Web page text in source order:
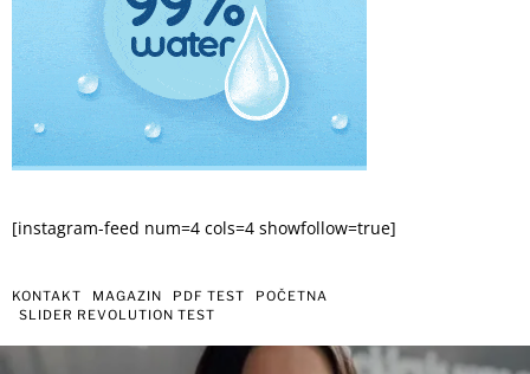
[instagram-feed num=4 cols=4 showfollow=true]
KONTAKT MAGAZIN PDF TEST
POČETNA
SLIDER REVOLUTION TEST